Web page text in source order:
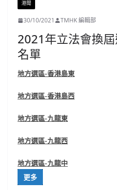
港聞
30/10/2021 TMHK 編輯部
2021年立法會換
名單
地方選區-香港島東
地方選區-香港島西
地方選區-九龍東
地方選區-九龍西
地方選區-九龍中
更多